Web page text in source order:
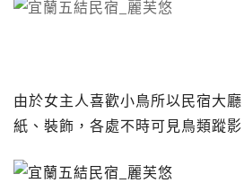
由於女主人喜歡小鳥所以民宿大
紙、裝飾，各處不時可見鳥類蹤影